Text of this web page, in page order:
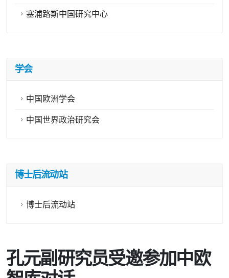
塞浦路斯中国研究中心
学会
中国欧洲学会
中国世界政治研究会
博士后流动站
博士后流动站
孔元副研究员受邀参加中欧